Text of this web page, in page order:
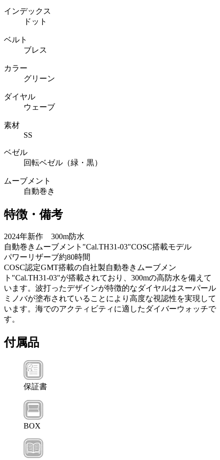
インデックス
ドット
ベルト
ブレス
カラー
グリーン
ダイヤル
ウェーブ
素材
SS
ベゼル
回転ベゼル（緑・黒）
ムーブメント
自動巻き
特徴・備考
2024年新作 300m防水
自動巻きムーブメント"Cal.TH31-03"COSC搭載モデル
パワーリザーブ約80時間
COSC認定GMT搭載の自社製自動巻きムーブメン
ト"Cal.TH31-03"が搭載されており、300mの高防水を備えて
います。波打ったデザインが特徴的なダイヤルはスーパール
ミノバが塗布されていることにより高度な視認性を実現して
います。海でのアクティビティに適したダイバーウォッチで
す。
付属品
保証書
BOX